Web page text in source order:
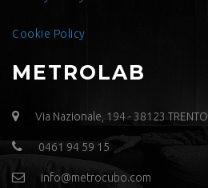
Cookie Policy
METROLAB
Via Nazionale, 194 - 38123 TRENTO
0461 94 59 15
info@metrocubo.com